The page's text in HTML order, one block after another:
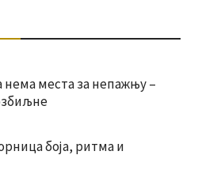
нема места за непажњу –
боја, ритма и